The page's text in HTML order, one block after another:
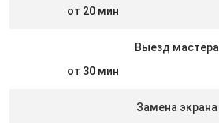
от 20 мин
Выезд мастера
от 30 мин
Замена экрана